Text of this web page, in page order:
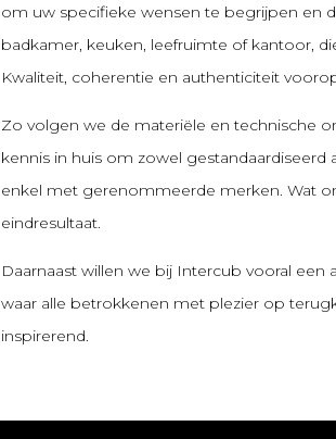
om uw specifieke wensen te begrijpen en
badkamer, keuken, leefruimte of kantoor,
Kwaliteit, coherentie en authenticiteit
Zo volgen we de materiële en technische
kennis in huis om zowel
enkel met gerenommeerde merken. Wat
eindresultaat.
Daarnaast willen we bij Intercub vooral
waar alle betrokkenen met plezier op
inspirerend.